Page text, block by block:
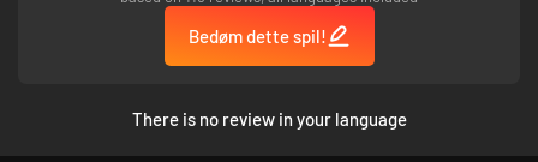
Bedøm dette spil!
There is no review in your language